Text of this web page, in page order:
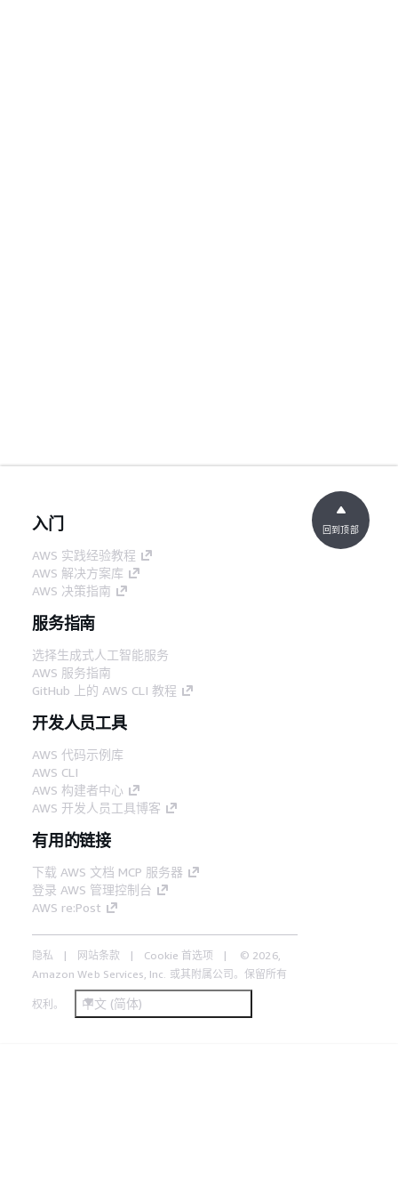
入门
AWS 实践经验教程
AWS 解决方案库
AWS 决策指南
服务指南
选择生成式人工智能服务
AWS 服务指南
GitHub 上的 AWS CLI 教程
开发人员工具
AWS 代码示例库
AWS CLI
AWS 构建者中心
AWS 开发人员工具博客
有用的链接
下载 AWS 文档 MCP 服务器
登录 AWS 管理控制台
AWS re:Post
隐私 网站条款 Cookie 首选项
© 2026,
Amazon Web Services, Inc. 或其附属公司。保留所有
权利。 中文 (简体)
回到顶部